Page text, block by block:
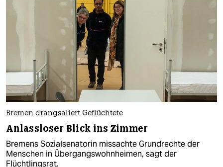
Bremen drangsaliert Geflüchtete
Anlassloser Blick ins Zimmer
Bremens Sozialsenatorin missachte Grundrechte der
Menschen in Übergangswohnheimen, sagt der
Flüchtlingsrat.